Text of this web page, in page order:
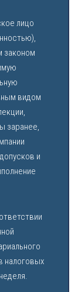
лицо
законом
видом
заранее,
и
налоговых